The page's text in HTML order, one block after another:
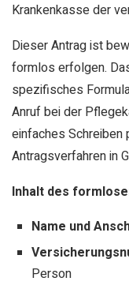
Krankenkasse der
Dieser Antrag ist
formlos erfolgen.
spezifisches
Anruf bei der
einfaches Schreiben
Antragsverfahren in
Inhalt des
Name und
Person